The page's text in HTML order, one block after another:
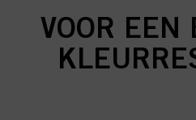
VOOR EEN